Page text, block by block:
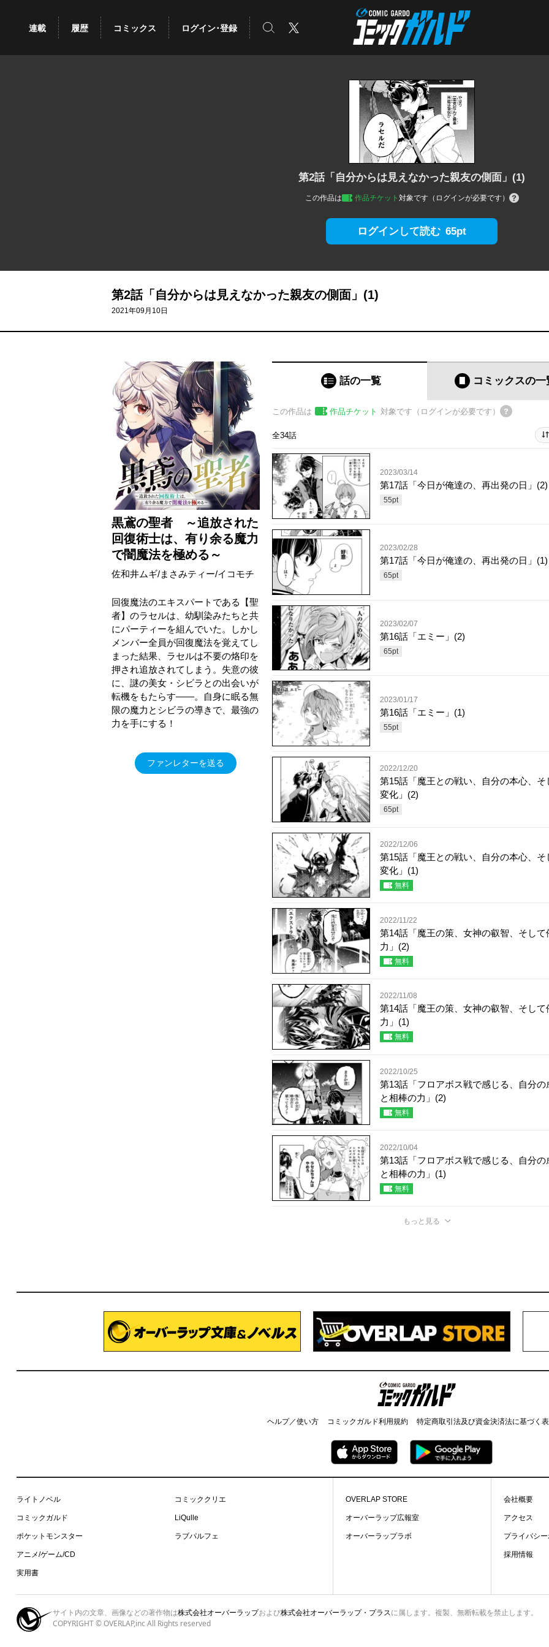
コミックガルド
連載 履歴 コミックス ログイン･登録 検索 X
第2話「自分からは見えなかった親友の側面」(1)
この作品は 作品チケット 対象です（ログインが必要です）
ログインして読む 65pt
第2話「自分からは見えなかった親友の側面」(1)
2021年09月10日
黒鳶の聖者 ～追放された
回復術士は、有り余る魔力
で闇魔法を極める～
佐和井ムギ/まさみティー/イコモチ
回復魔法のエキスパートである【聖
者】のラセルは、幼馴染みたちと共
にパーティーを組んでいた。しかし
メンバー全員が回復魔法を覚えてし
まった結果、ラセルは不要の烙印を
押され追放されてしまう。失意の彼
に、謎の美女・シビラとの出会いが
転機をもたらす――。自身に眠る無
限の魔力とシビラの導きで、最強の
力を手にする！
ファンレターを送る
話の一覧 コミックスの一
この作品は 作品チケット 対象です（ログインが必要です）
全34話
2023/03/14
第17話「今日が俺達の、再出発の日」(2)
55pt
2023/02/28
第17話「今日が俺達の、再出発の日」(1)
65pt
2023/02/07
第16話「エミー」(2)
65pt
2023/01/17
第16話「エミー」(1)
55pt
2022/12/20
第15話「魔王との戦い、自分の本心、そ
変化」(2)
65pt
2022/12/06
第15話「魔王との戦い、自分の本心、そ
変化」(1)
無料
2022/11/22
第14話「魔王の策、女神の叡智、そして
力」(2)
無料
2022/11/08
第14話「魔王の策、女神の叡智、そして
力」(1)
無料
2022/10/25
第13話「フロアボス戦で感じる、自分の
と相棒の力」(2)
無料
2022/10/04
第13話「フロアボス戦で感じる、自分の
と相棒の力」(1)
無料
もっと見る
コミックガルド
ヘルプ／使い方 コミックガルド利用規約 特定商取引法及び資金決済法に基づく
ライトノベル
コミックガルド
ポケットモンスター
アニメ/ゲーム/CD
実用書
コミッククリエ
LiQulle
ラブパルフェ
OVERLAP STORE
オーバーラップ広報室
オーバーラップラボ
会社概要
アクセス
プライバシ
採用情報
サイト内の文章、画像などの著作物は株式会社オーバーラップおよび株式会社オーバーラップ・プラスに属します。複製、無断転載を禁止します。
COPYRIGHT © OVERLAP,inc All Rights reserved